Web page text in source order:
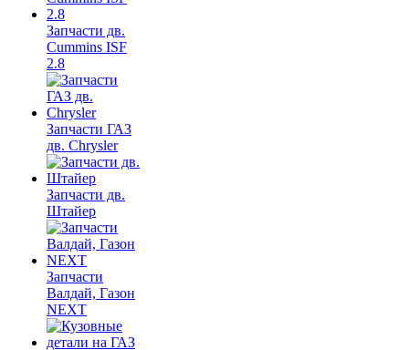
Запчасти дв.
Cummins ISF
2.8
Запчасти ГАЗ
дв. Chrysler
Запчасти дв.
Штайер
Запчасти
Валдай, Газон
NEXT